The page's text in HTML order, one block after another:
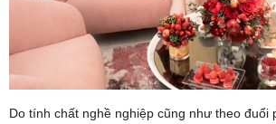
Do tính chất nghề nghiệp cũng như theo đuổi